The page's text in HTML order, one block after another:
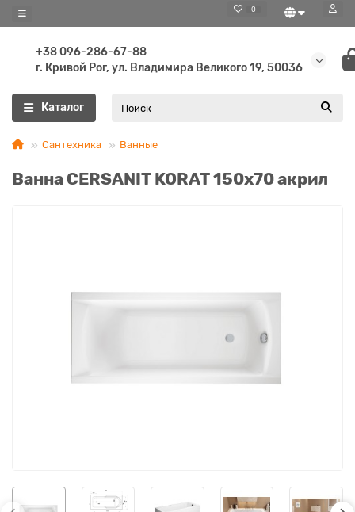
0
+38 096-286-67-88
г. Кривой Рог, ул. Владимира Великого 19, 50036
Каталог
Сантехника Ванные
Ванна CERSANIT KORAT 150х70 акрил